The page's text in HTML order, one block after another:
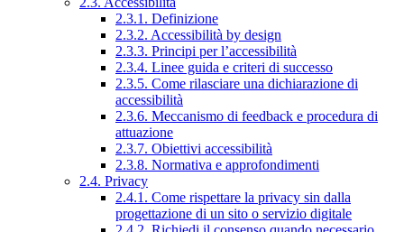
2.3.1. Definizione
2.3.2. Accessibilità by design
2.3.3. Principi per l’accessibilità
2.3.4. Linee guida e criteri di successo
2.3.5. Come rilasciare una dichiarazione di
accessibilità
2.3.6. Meccanismo di feedback e procedura di
attuazione
2.3.7. Obiettivi accessibilità
2.3.8. Normativa e approfondimenti
2.4. Privacy
2.4.1. Come rispettare la privacy sin dalla
progettazione di un sito o servizio digitale